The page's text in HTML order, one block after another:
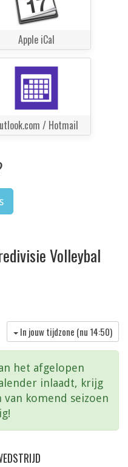
Apple iCal
/ Hotmail
Volleybal
In jouw tijdzone (nu 14:50)
het afgelopen
inlaadt, krijg
komend seizoen